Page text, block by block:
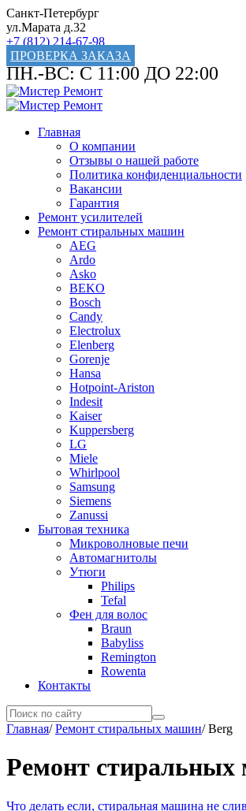
Санкт-Петербург
ул.Марата д.32
+7 (812) 214-67-98
ПРОВЕРКА ЗАКАЗА
ПН.-ВС: С 11:00 ДО 22:00
Главная
О компании
Отзывы о нашей работе
Политика конфиденциальности
Вакансии
Гарантия
Ремонт усилителей
Ремонт стиральных машин
AEG
Ardo
Asko
BEKO
Bosch
Candy
Electrolux
Elenberg
Gorenje
Hansa
Hotpoint-Ariston
Indesit
Kaiser
Kuppersberg
LG
Miele
Whirlpool
Samsung
Siemens
Zanussi
Бытовая техника
Микроволновые печи
Автомагнитолы
Утюги
Philips
Tefal
Фен для волос
Braun
Babyliss
Remington
Rowenta
Контакты
Главная/Ремонт стиральных машин/Berg
Ремонт
Что делать если, стиральная машина не